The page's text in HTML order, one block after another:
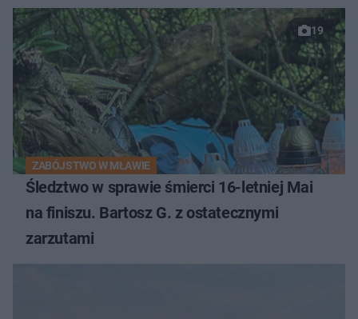
19
ZABÓJSTWO W MŁAWIE
Śledztwo w sprawie śmierci 16-letniej Mai
na finiszu. Bartosz G. z ostatecznymi
zarzutami